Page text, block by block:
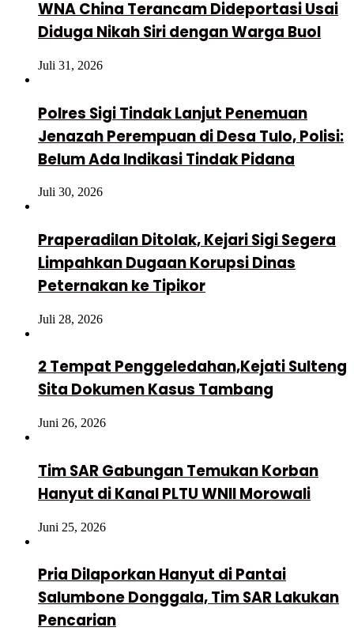
WNA China Terancam Dideportasi Usai
Diduga Nikah Siri dengan Warga Buol
Juli 31, 2026
Polres Sigi Tindak Lanjut Penemuan
Jenazah Perempuan di Desa Tulo, Polisi:
Belum Ada Indikasi Tindak Pidana
Juli 30, 2026
Praperadilan Ditolak, Kejari Sigi Segera
Limpahkan Dugaan Korupsi Dinas
Peternakan ke Tipikor
Juli 28, 2026
2 Tempat Penggeledahan,Kejati Sulteng
Sita Dokumen Kasus Tambang
Juni 26, 2026
Tim SAR Gabungan Temukan Korban
Hanyut di Kanal PLTU WNII Morowali
Juni 25, 2026
Pria Dilaporkan Hanyut di Pantai
Salumbone Donggala, Tim SAR Lakukan
Pencarian